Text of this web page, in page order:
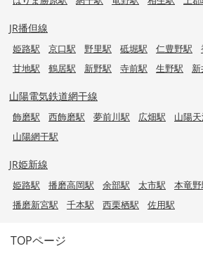
JR播但線
姫路駅 京口駅 野里駅 砥堀駅 仁豊野駅
甘地駅
鶴居駅 新野駅 寺前駅 生野駅
山陽電気鉄道網干線
飾磨駅 西飾磨駅 夢前川駅 広畑駅 山陽
山陽網干駅
JR姫新線
姫路駅 播磨高岡駅 余部駅 太市駅 本竜
播磨新宮駅
千本駅 西栗栖駅 佐用駅
TOPページ